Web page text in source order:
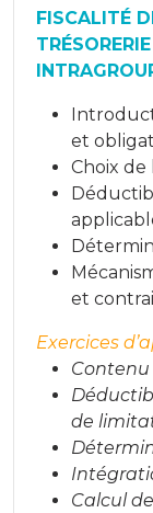
FISCALITÉ
et
Choix de
et
Exercices
Contenu
de
Calcul de